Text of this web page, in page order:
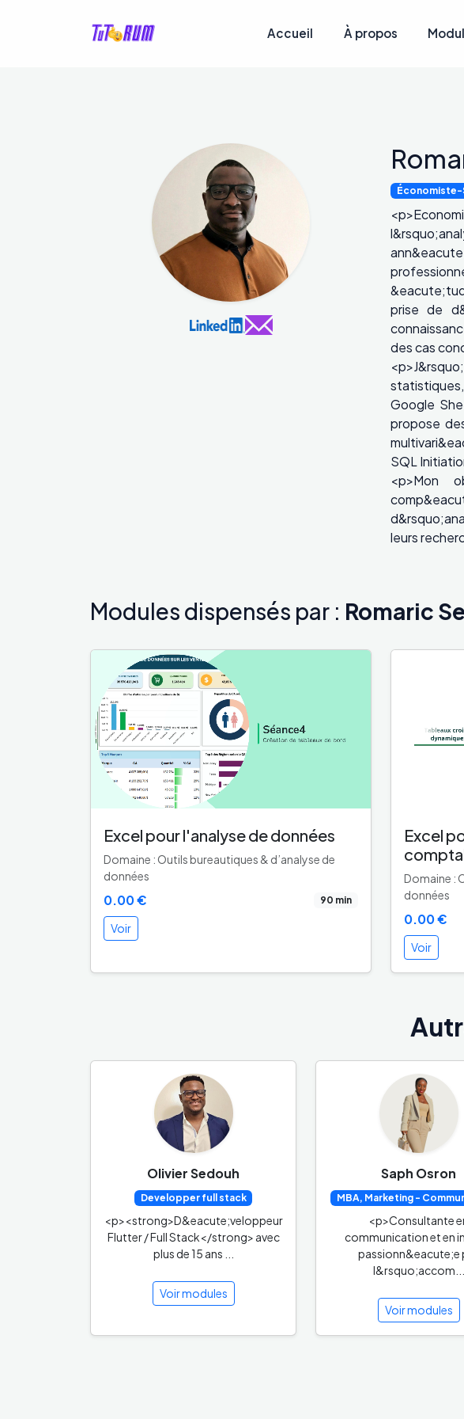
Accueil À propos
Économiste-
prise de
des cas
Google
propose
SQL
<p>Mon
leurs
Modules dispensés par : Romaric
Excel pour l'analyse de données
Domaine : Outils bureautiques & d’analyse de
données
0.00 € 90 min
Voir
Excel
Domaine :
données
0.00 €
Voir
Olivier Sedouh
Developper full stack
<p><strong>D&eacute;veloppeur
Flutter / Full Stack</strong> avec
plus de 15 ans ...
Voir modules
Saph Osron
MBA, Marketing -
<p>Consultante
communication et en
passionn&eacute;e
l&rsquo;accom...
Voir modules